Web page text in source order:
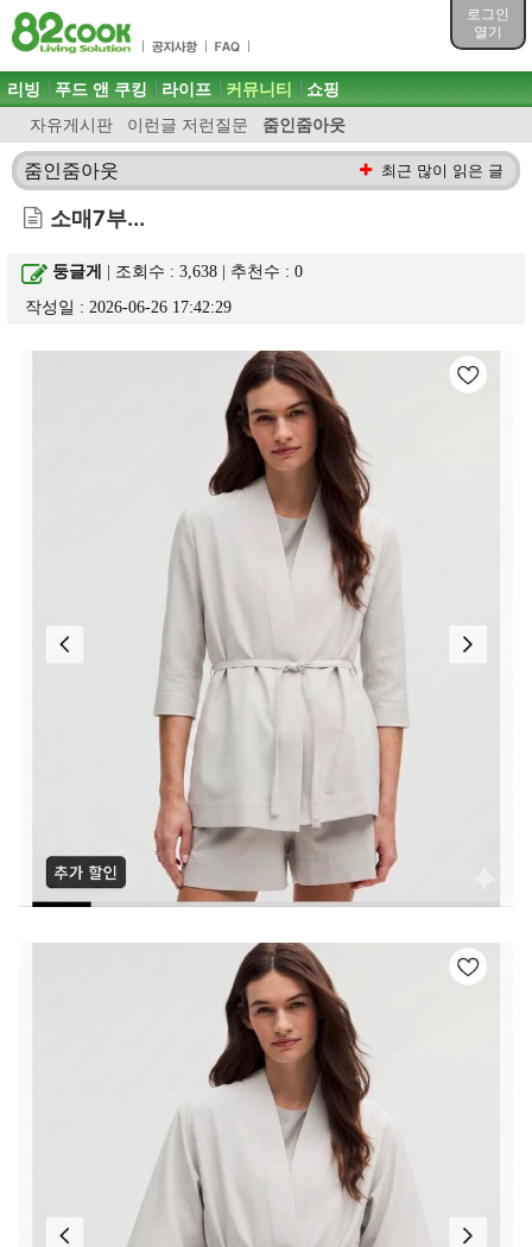
로그인
열기
목차
주메뉴 바로가기
컨텐츠 바로가기
검색 바로가기
로그인 바로가기
주메뉴
리빙 푸드 앤 쿠킹 라이프 커뮤니티
자유게시판 이런글 저런질문 줌인줌아웃
쇼핑
줌인줌아웃 최근 많이 읽은 글
소매7부...
둥글게 | 조회수 : 3,638 | 추천수 :0
작성일 : 2026-06-26 17:42:29